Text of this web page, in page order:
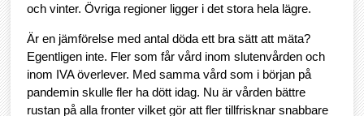
och vinter. Övriga regioner ligger i det stora hela lägre.
Är en jämförelse med antal döda ett bra sätt att mäta?
Egentligen inte. Fler som får vård inom slutenvården och
inom IVA överlever. Med samma vård som i början på
pandemin skulle fler ha dött idag. Nu är vården bättre
rustan på alla fronter vilket gör att fler tillfrisknar snabbare